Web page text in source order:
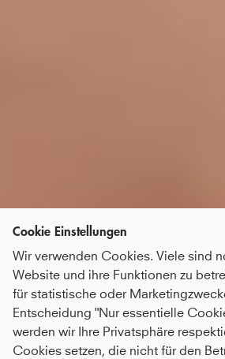
Cookie Einstellungen
Wir verwenden Cookies. Viele sind
Website und ihre Funktionen zu
für statistische oder
Entscheidung "Nur essentielle
werden wir Ihre Privatsphäre
Cookies setzen, die nicht für den